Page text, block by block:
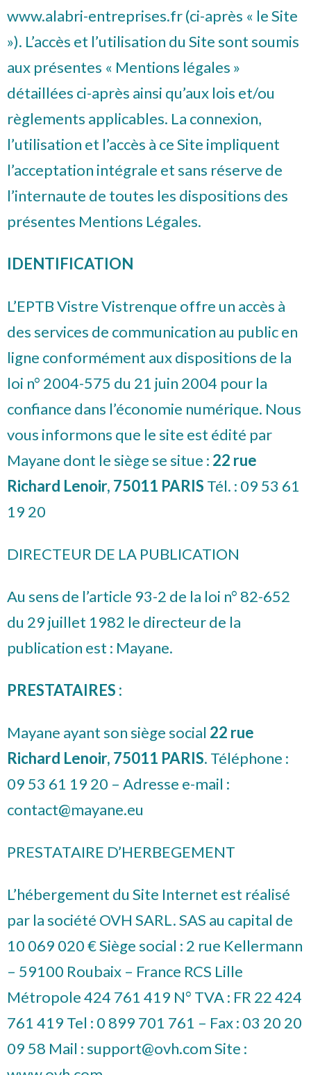
www.alabri-entreprises.fr (ci-après « le Site
»). L’accès et l’utilisation du Site sont soumis
aux présentes « Mentions légales »
détaillées ci-après ainsi qu’aux lois et/ou
règlements applicables. La connexion,
l’utilisation et l’accès à ce Site impliquent
l’acceptation intégrale et sans réserve de
l’internaute de toutes les dispositions des
présentes Mentions Légales.
IDENTIFICATION
L’EPTB Vistre Vistrenque offre un accès à
des services de communication au public en
ligne conformément aux dispositions de la
loi n° 2004-575 du 21 juin 2004 pour la
confiance dans l’économie numérique. Nous
vous informons que le site est édité par
Mayane dont le siège se situe : 22 rue
Richard Lenoir, 75011 PARIS Tél. : 09 53 61
19 20
DIRECTEUR DE LA PUBLICATION
Au sens de l’article 93-2 de la loi n° 82-652
du 29 juillet 1982 le directeur de la
publication est : Mayane.
PRESTATAIRES :
Mayane ayant son siège social 22 rue
Richard Lenoir, 75011 PARIS. Téléphone :
09 53 61 19 20 – Adresse e-mail :
contact@mayane.eu
PRESTATAIRE D’HERBEGEMENT
L’hébergement du Site Internet est réalisé
par la société OVH SARL. SAS au capital de
10 069 020 € Siège social : 2 rue Kellermann
– 59100 Roubaix – France RCS Lille
Métropole 424 761 419 N° TVA : FR 22 424
761 419 Tel : 0 899 701 761 – Fax : 03 20 20
09 58 Mail : support@ovh.com Site :